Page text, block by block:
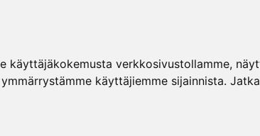
verkkosivustollamme,
käyttäjiemme sijainnista.